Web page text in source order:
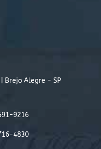
Brejo Alegre - SP
9216
4830